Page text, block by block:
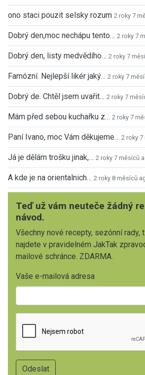
ono staci pouzit selsky rozum 2 roky 7
Dobrý den,moc nechápu tento… 2 roky 7
Dobrý den, listy medvědího… 2 roky 7
Famózní. Nejlepší likér jaký… 2 roky 7
Dobrý de. Chtěl jsem uvařit… 2 roky 7
Mám před sebou kuchařku z… 2 roky 7
Paní Ivano, moc Vám děkujeme… 2 roky
Já je dělám trošku jinak,… 2 roky 7 měsíců
A kde je na orientalnich… 2 roky 8 měsíců
Teď už vám neuteče žádný
návod.
Všechny nové recepty, sezónní rady,
najdete v pravidelném JakTak
mailové schránce. ZDARMA.
Vaše e-mailová adresa